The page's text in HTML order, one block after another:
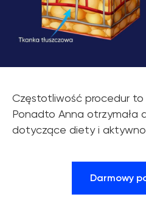
Częstotliwość procedur
Ponadto Anna otrzymała
dotyczące diety i
Darmowy